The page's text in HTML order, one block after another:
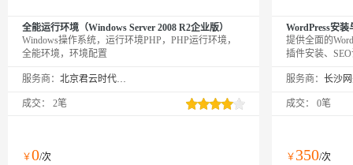
全能运行环境（Windows Server 2008 R2企业版）
Windows操作系统，运行环境PHP，PHP运行环境，
全能环境，环境配置
服务商： 北京君云时代科技有限公司
成交： 2笔
￥0/次
WordPress安装
提供全面的
插件安装、
服务商：
成交： 0笔
￥ 350/次